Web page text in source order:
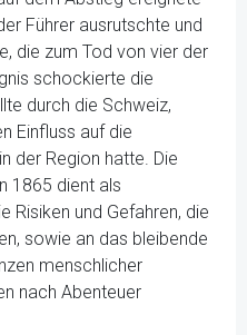
Führer ausrutschte und
die zum Tod von vier der
schockierte die
durch die Schweiz,
Einfluss auf die
der Region hatte. Die
1865 dient als
Risiken und Gefahren, die
sowie an das bleibende
menschlicher
nach Abenteuer